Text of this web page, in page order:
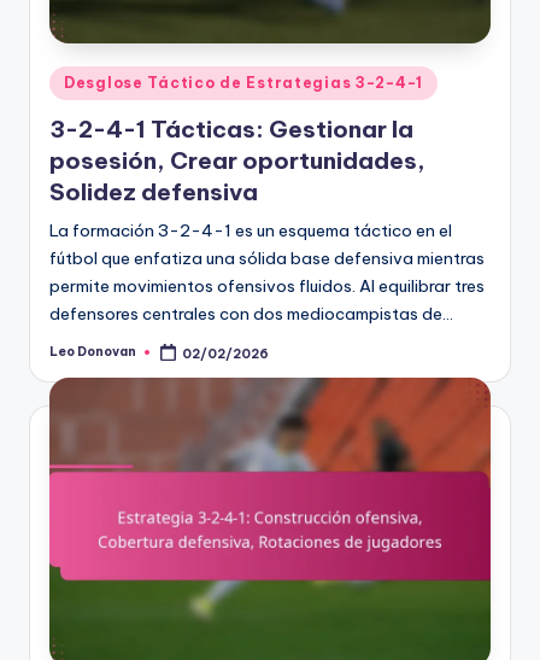
Posted
Desglose Táctico de Estrategias 3-2-4-1
3-2-4-1 Tácticas: Gestionar la
posesión, Crear oportunidades,
Solidez defensiva
La formación 3-2-4-1 es un esquema táctico en el
fútbol que enfatiza una sólida base defensiva mientras
permite movimientos ofensivos fluidos. Al equilibrar tres
defensores centrales con dos mediocampistas de…
Posted
Leo Donovan 02/02/2026